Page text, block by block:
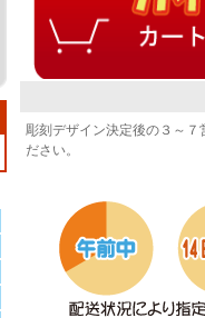
彫刻デザイン決定後の３～
ださい。